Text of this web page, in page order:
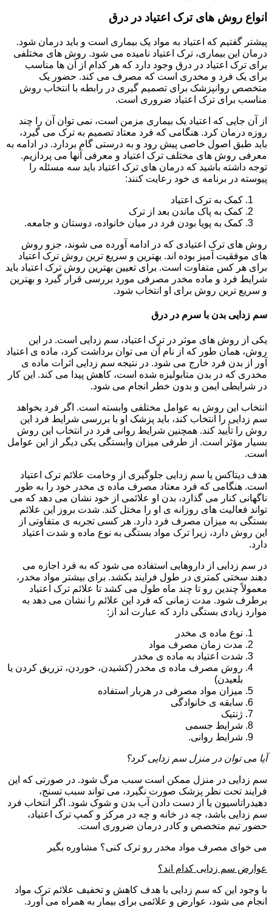
انواع روش های ترک اعتیاد در درق
پیشتر گفتیم که اعتیاد به مواد یک بیماری است و باید درمان شود.
درمان این بیماری، ترک اعتیاد نامیده می شود. روش های مختلفی
برای ترک اعتیاد در درق وجود دارد که هر کدام از آن ها مناسب
برای یک فرد و مخدری است که مصرف می کند. حضور یک
متخصص روانپزشک برای تصمیم گیری در رابطه با انتخاب روش
مناسب برای ترک اعتیاد ضروری است.
از آن جایی که اعتیاد یک بیماری مزمن است، نمی توان آن را چند
روزه درمان کرد. هنگامی که فرد معتاد تصمیم به ترک می گیرد،
باید طبق اصول خاصی پیش رود و به درستی گام بردارد. در ادامه به
معرفی روش های مختلف ترک اعتیاد و معرفی آنها می پردازیم.
توجه داشته باشید که درمان های ترک اعتیاد باید سه مسئله را
پیوسته در برنامه ی خود رعایت کنند:
کمک به ترک اعتیاد
کمک به پاک ماندن بعد از ترک
کمک به پویا بودن فرد در میان خانواده، دوستان و جامعه.
روش های ترک اعتیادی که در ادامه آورده می شوند، جزو روش
های موفقیت آمیز بوده اند. بهترین و سریع ترین روش ترک اعتیاد
برای هر کس متفاوت است. برای تعیین بهترین روش ترک اعتیاد باید
شرایط فرد و ماده مخدر مصرفی مورد بررسی قرار گیرد و بهترین
و سریع ترین روش برای او انتخاب شود.
سم زدایی بدن با سرم در درق
یکی از روش های موثر در ترک اعتیاد، سم زدایی است. در این
روش، همان طور که از نام آن می توان برداشت کرد، ماده ی اعتیاد
آور از بدن فرد خارج می شود. در نتیجه سم زدایی اثرات ماده ی
مخدری که در بدن متابولیزه شده است، کاهش پیدا می کند. این کار
در شرایطی ایمن و بدون خطر انجام می شود.
انتخاب این روش به عوامل مختلفی وابسته است. اگر فرد بخواهد
سم زدایی را انتخاب کند، باید پزشک او با بررسی شرایط فرد این
روش را تأیید کند. همچنین شرایط روانی فرد در انتخاب این روش
بسیار مؤثر است. از طرفی میزان وابستگی یکی دیگر از این عوامل
است.
هدف دیتاکس یا سم زدایی جلوگیری از وخامت علائم ترک اعتیاد
است. هنگامی که فرد معتاد مصرف ماده ی مخدر خود را به طور
ناگهانی کنار می گذارد، بدن او علائمی از خود نشان می دهد که می
تواند فعالیت های روزانه ی او را مختل کند. شدت بروز این علائم
بستگی به میزان مصرف فرد دارد. هر کسی تجربه ی متفاوتی از
این روش دارد، زیرا ترک مواد بستگی به نوع ماده و شدت اعتیاد
دارد.
در سم زدایی از داروهایی استفاده می شود که به فرد اجازه می
دهند سختی کمتری در طول فرایند بکشد. برای بیشتر مواد مخدر،
معمولاً چندین رو تا چند ماه طول می کشد تا علائم ترک اعتیاد
برطرف شود. مدت زمانی که فرد این علائم را نشان می دهد به
موارد زیادی بستگی دارد که عبارت اند از:
نوع ماده ی مخدر
مدت زمان مصرف مواد
شدت اعتیاد به ماده ی مخدر
روش مصرف ماده ی مخدر (کشیدن، خوردن، تزریق کردن یا
بلعیدن)
میزان مواد مصرفی در هربار استفاده
سابقه ی خانوادگی
ژنتیک
شرایط جسمی
شرایط روانی.
آیا می توان در منزل سم زدایی کرد؟
سم زدایی در منزل ممکن است سبب مرگ شود. در صورتی که این
فرایند تحت نظر پزشک صورت نگیرد، می تواند سبب تسنج،
دهیدراتاسیون یا از دست دادن آب بدن و شوک شود. اگر انتخاب فرد
سم زدایی باشد، چه در خانه و چه در مرکز و کمپ ترک اعتیاد،
حضور تیم متخصص و کادر درمان ضروری است.
می خوای مصرف مواد مخدر رو ترک کنی؟ مشاوره بگیر
عوارض سم زدایی کدام اند؟
با وجود این که سم زدایی با هدف کاهش و تخفیف علائم ترک مواد
انجام می شود، عوارض و علائمی برای بیمار به همراه می آورد.